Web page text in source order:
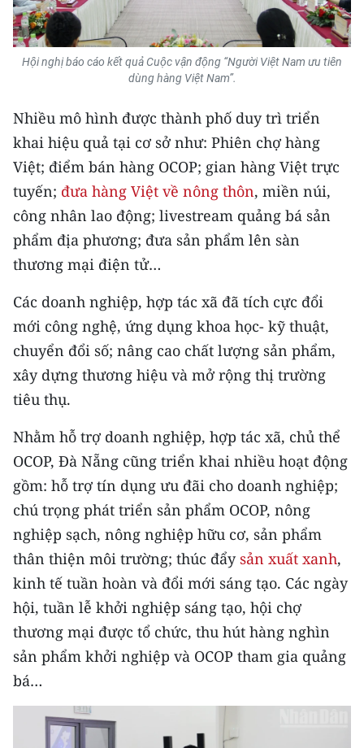
TIN MỚI
TIN ĐỊA PHƯƠNG
Trung du và miền núi phía Bắc
Đồng bằng sông Hồng
Bắc Trung Bộ
Duyên hải Nam Trung Bộ và Tây
Nguyên
Đông Nam Bộ
Đồng bằng sông Cửu Long
Chuyên trang Hà Nội
Chuyên trang TP. Hồ Chí Minh
CÁC CHUYÊN TRANG
VỀ BÁO NHÂN DÂN
THỜI NAY
NHÂN DÂN CUỐI TUẦN
NHÂN DÂN HẰNG THÁNG
MUA BÁO
ĐỌC BÁO IN
Hội nghị báo cáo kết quả Cuộc vận động “Người Việt Nam ưu tiên
dùng hàng Việt Nam”.
Nhiều mô hình được thành phố duy trì triển
khai hiệu quả tại cơ sở như: Phiên chợ hàng
Việt; điểm bán hàng OCOP; gian hàng Việt trực
tuyến; đưa hàng Việt về nông thôn, miền núi,
công nhân lao động; livestream quảng bá sản
phẩm địa phương; đưa sản phẩm lên sàn
thương mại điện tử…
Các doanh nghiệp, hợp tác xã đã tích cực đổi
mới công nghệ, ứng dụng khoa học- kỹ thuật,
chuyển đổi số; nâng cao chất lượng sản phẩm,
xây dựng thương hiệu và mở rộng thị trường
tiêu thụ.
Nhằm hỗ trợ doanh nghiệp, hợp tác xã, chủ thể
OCOP, Đà Nẵng cũng triển khai nhiều hoạt động
gồm: hỗ trợ tín dụng ưu đãi cho doanh nghiệp;
chú trọng phát triển sản phẩm OCOP, nông
nghiệp sạch, nông nghiệp hữu cơ, sản phẩm
thân thiện môi trường; thúc đẩysản xuất xanh,
kinh tế tuần hoàn và đổi mới sáng tạo. Các ngày
hội, tuần lễ khởi nghiệp sáng tạo, hội chợ
thương mại được tổ chức, thu hút hàng nghìn
sản phẩm khởi nghiệp và OCOP tham gia quảng
bá…